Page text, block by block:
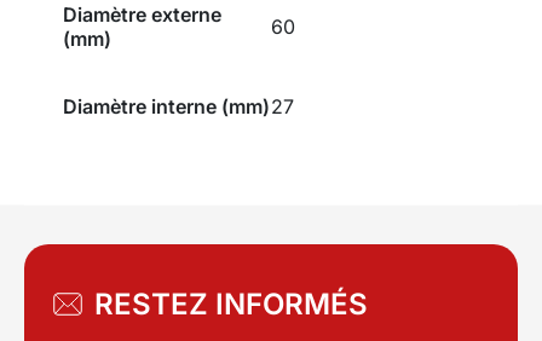
Diamètre externe
(mm)
60
Diamètre interne (mm)27
RESTEZ INFORMÉS